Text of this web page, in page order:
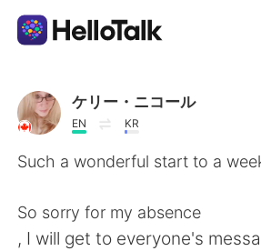
語言交換應用
AI Grammar Checker
ケリー・ニコール
EN KR
Such a wonderful start to a
So sorry for my absence
, I will get to everyone's